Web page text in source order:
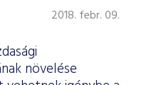
2018. febr. 09.
növelése